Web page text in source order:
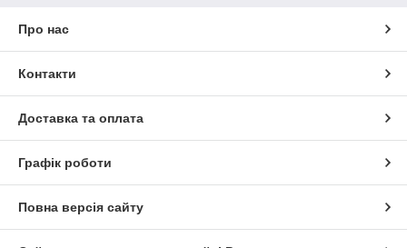
Про нас
Контакти
Доставка та оплата
Графік роботи
Повна версія сайту